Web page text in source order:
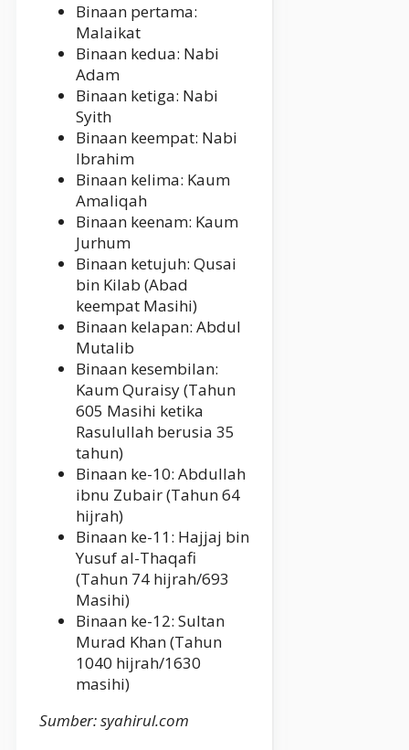
Binaan pertama:
Malaikat
Binaan kedua: Nabi
Adam
Binaan ketiga: Nabi
Syith
Binaan keempat: Nabi
Ibrahim
Binaan kelima: Kaum
Amaliqah
Binaan keenam: Kaum
Jurhum
Binaan ketujuh: Qusai
bin Kilab (Abad
keempat Masihi)
Binaan kelapan: Abdul
Mutalib
Binaan kesembilan:
Kaum Quraisy (Tahun
605 Masihi ketika
Rasulullah berusia 35
tahun)
Binaan ke-10: Abdullah
ibnu Zubair (Tahun 64
hijrah)
Binaan ke-11: Hajjaj bin
Yusuf al-Thaqafi
(Tahun 74 hijrah/693
Masihi)
Binaan ke-12: Sultan
Murad Khan (Tahun
1040 hijrah/1630
masihi)
Sumber: syahirul.com